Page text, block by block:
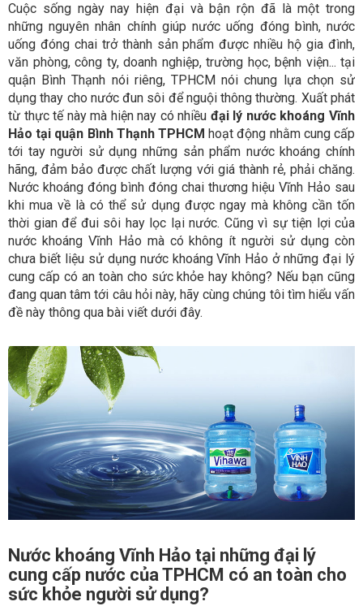
Cuộc sống ngày nay hiện đại và bận rộn đã là một trong
những nguyên nhân chính giúp nước uống đóng bình, nước
uống đóng chai trở thành sản phẩm được nhiều hộ gia đình,
văn phòng, công ty, doanh nghiệp, trường học, bệnh viện... tại
quận Bình Thạnh nói riêng, TPHCM nói chung lựa chọn sử
dụng thay cho nước đun sôi để nguội thông thường. Xuất phát
từ thực tế này mà hiện nay có nhiều đại lý nước khoáng Vĩnh
Hảo tại quận Bình Thạnh TPHCM hoạt động nhằm cung cấp
tới tay người sử dụng những sản phẩm nước khoáng chính
hãng, đảm bảo được chất lượng với giá thành rẻ, phải chăng.
Nước khoáng đóng bình đóng chai thương hiệu Vĩnh Hảo sau
khi mua về là có thể sử dụng được ngay mà không cần tốn
thời gian để đui sôi hay lọc lại nước. Cũng vì sự tiện lợi của
nước khoáng Vĩnh Hảo mà có không ít người sử dụng còn
chưa biết liệu sử dụng nước khoáng Vĩnh Hảo ở những đại lý
cung cấp có an toàn cho sức khỏe hay không? Nếu bạn cũng
đang quan tâm tới câu hỏi này, hãy cùng chúng tôi tìm hiểu vấn
đề này thông qua bài viết dưới đây.
Nước khoáng Vĩnh Hảo tại những đại lý
cung cấp nước của TPHCM có an toàn cho
sức khỏe người sử dụng?